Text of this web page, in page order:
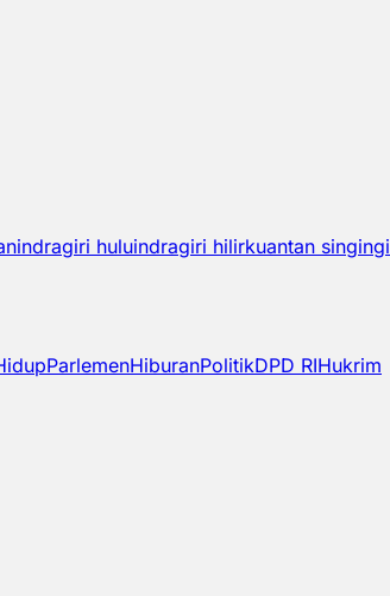
indragiri huluindragiri hilirkuantan singingi
ParlemenHiburanPolitikDPD RIHukrim